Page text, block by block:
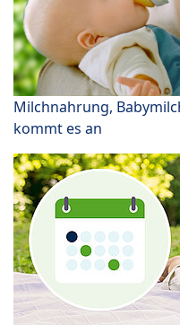
Milchnahrung,
kommt es an